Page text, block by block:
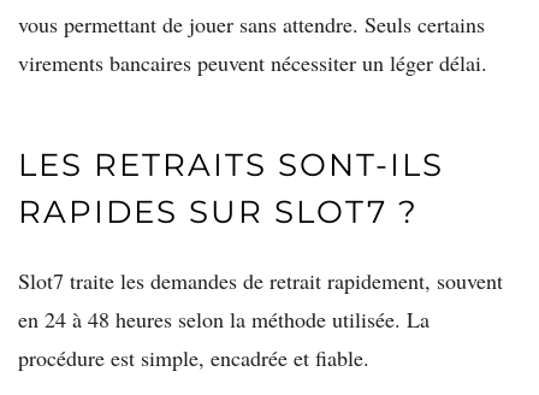
vous permettant de jouer sans attendre. Seuls certains
virements bancaires peuvent nécessiter un léger délai.
LES RETRAITS SONT-ILS
RAPIDES SUR SLOT7 ?
Slot7 traite les demandes de retrait rapidement, souvent
en 24 à 48 heures selon la méthode utilisée. La
procédure est simple, encadrée et fiable.